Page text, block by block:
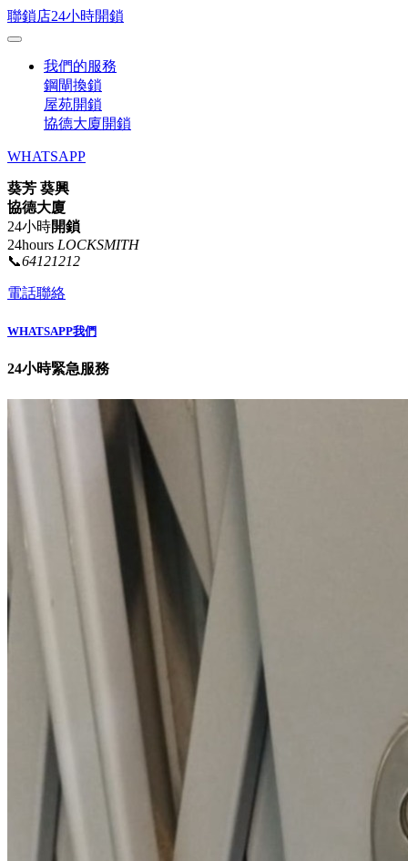
聯鎖店24小時開鎖
我們的服務
鋼閘換鎖
屋苑開鎖
協德大廈開鎖
WHATSAPP
葵芳 葵興
協德大廈
24小時開鎖
24hours LOCKSMITH
📞64121212
電話聯絡
WHATSAPP我們
24小時緊急服務